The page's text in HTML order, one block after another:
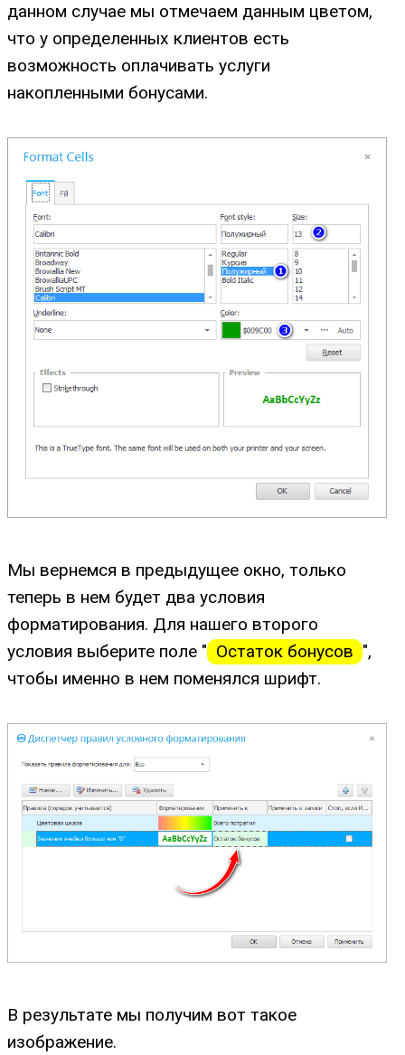
данном случае мы отмечаем данным цветом,
что у определенных клиентов есть
возможность оплачивать услуги
накопленными бонусами.
Мы вернемся в предыдущее окно, только
теперь в нем будет два условия
форматирования. Для нашего второго
условия выберите поле " Остаток бонусов ",
чтобы именно в нем поменялся шрифт.
В результате мы получим вот такое
изображение.